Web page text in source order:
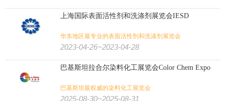
上海国际表面活性剂和洗涤剂展览会IESD
华东地区最专业的表面活性剂和洗涤剂展览会
2023-04-26~2023-04-28
巴基斯坦拉合尔染料化工展览会Color Chem Expo
巴基斯坦最权威的染料化工展览会
2025-08-30~2025-08-31